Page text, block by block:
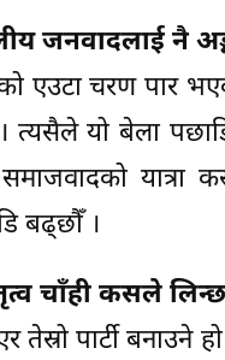
जनवादलाई नै
एउटा चरण पार
यो बेला
बढ्छौँ ।
चाँही कसले
तेस्रो पार्टी